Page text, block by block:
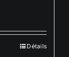
Détails